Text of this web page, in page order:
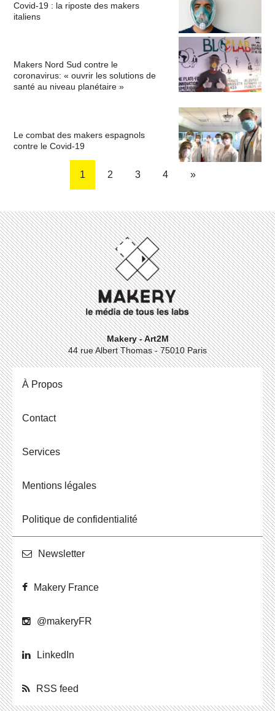
Covid-19 : la riposte des makers
italiens
Makers Nord Sud contre le
coronavirus: « ouvrir les solutions de
santé au niveau planétaire »
Le combat des makers espagnols
contre le Covid-19
1 2 3 4 »
Makery - Art2M
44 rue Albert Thomas - 75010 Paris
À Propos
Contact
Ser­vices
Men­tions légales
Po­li­tique de confidentialité
News­let­ter
Makery France
@ma­ke­ryFR
Lin­ke­dIn
RSS feed